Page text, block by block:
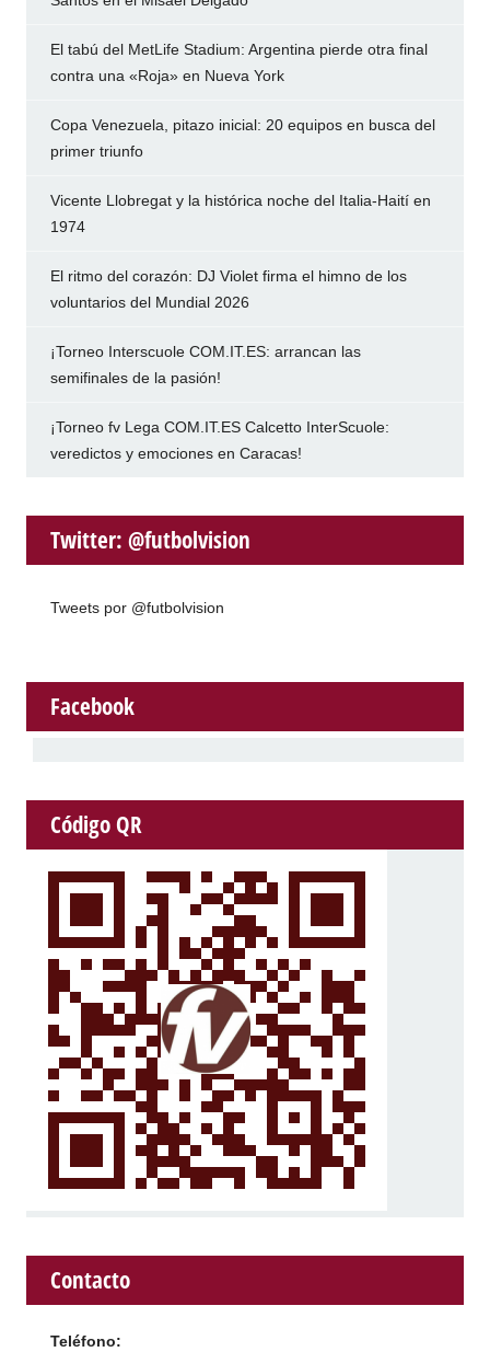
El tabú del MetLife Stadium: Argentina pierde otra final
contra una «Roja» en Nueva York
Copa Venezuela, pitazo inicial: 20 equipos en busca del
primer triunfo
Vicente Llobregat y la histórica noche del Italia-Haití en
1974
El ritmo del corazón: DJ Violet firma el himno de los
voluntarios del Mundial 2026
¡Torneo Interscuole COM.IT.ES: arrancan las
semifinales de la pasión!
¡Torneo fv Lega COM.IT.ES Calcetto InterScuole:
veredictos y emociones en Caracas!
Twitter: @futbolvision
Tweets por @futbolvision
Facebook
Código QR
Contacto
Teléfono: